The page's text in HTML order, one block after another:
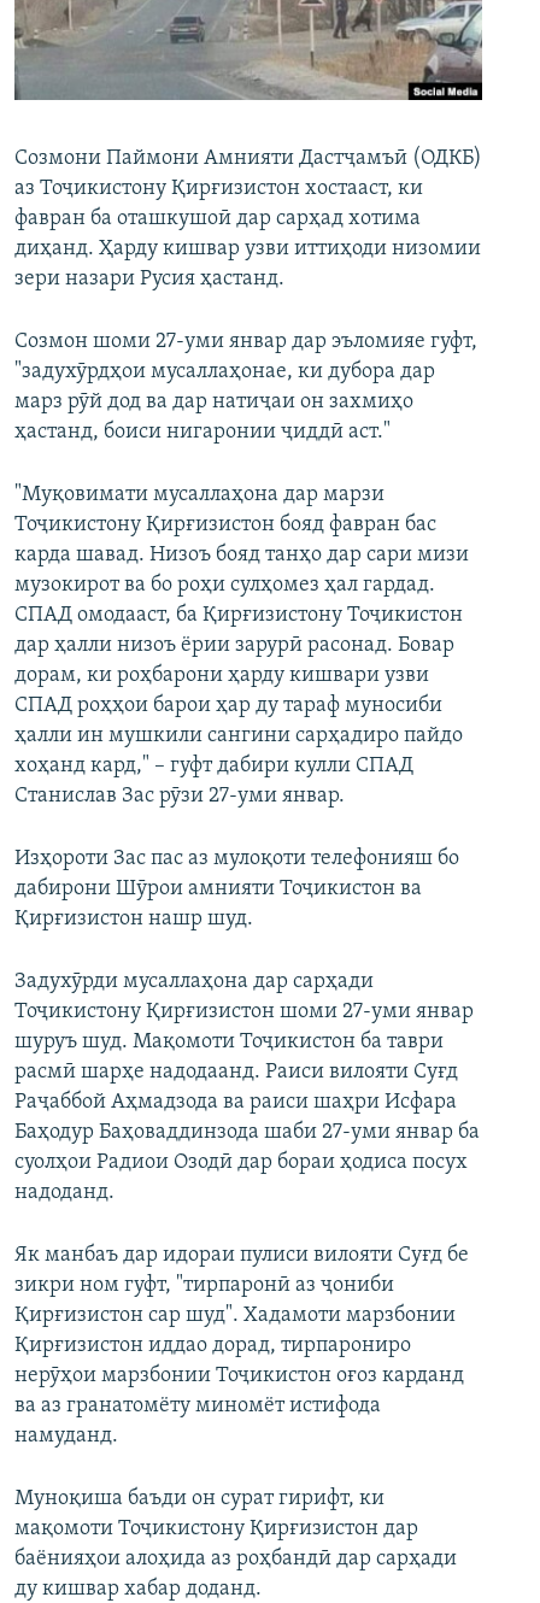
ГУЗОРИШҲОИ РАДИОӢ
Русский
Ҳамаи сомонаҳои RFE/RL
Созмони Паймони Амнияти Дастҷамъӣ (ОДКБ)
аз Тоҷикистону Қирғизистон хостааст, ки
фавран ба оташкушоӣ дар сарҳад хотима
диҳанд. Ҳарду кишвар узви иттиҳоди низомии
зери назари Русия ҳастанд.
Созмон шоми 27-уми январ дар эъломияе гуфт,
"задухӯрдҳои мусаллаҳонае, ки дубора дар
марз рӯй дод ва дар натиҷаи он захмиҳо
ҳастанд, боиси нигаронии ҷиддӣ аст."
"Муқовимати мусаллаҳона дар марзи
Тоҷикистону Қирғизистон бояд фавран бас
карда шавад. Низоъ бояд танҳо дар сари мизи
музокирот ва бо роҳи сулҳомез ҳал гардад.
СПАД омодааст, ба Қирғизистону Тоҷикистон
дар ҳалли низоъ ёрии зарурӣ расонад. Бовар
дорам, ки роҳбарони ҳарду кишвари узви
СПАД роҳҳои барои ҳар ду тараф муносиби
ҳалли ин мушкили сангини сарҳадиро пайдо
хоҳанд кард," – гуфт дабири кулли СПАД
Станислав Зас рӯзи 27-уми январ.
Изҳороти Зас пас аз мулоқоти телефонияш бо
дабирони Шӯрои амнияти Тоҷикистон ва
Қирғизистон нашр шуд.
Задухӯрди мусаллаҳона дар сарҳади
Тоҷикистону Қирғизистон шоми 27-уми январ
шуруъ шуд. Мақомоти Тоҷикистон ба таври
расмӣ шарҳе надодаанд. Раиси вилояти Суғд
Раҷаббой Аҳмадзода ва раиси шаҳри Исфара
Баҳодур Баҳоваддинзода шаби 27-уми январ ба
суолҳои Радиои Озодӣ дар бораи ҳодиса посух
надоданд.
Як манбаъ дар идораи пулиси вилояти Суғд бе
зикри ном гуфт, "тирпаронӣ аз ҷониби
Қирғизистон сар шуд". Хадамоти марзбонии
Қирғизистон иддао дорад, тирпарониро
нерӯҳои марзбонии Тоҷикистон оғоз карданд
ва аз гранатомёту миномёт истифода
намуданд.
Муноқиша баъди он сурат гирифт, ки
мақомоти Тоҷикистону Қирғизистон дар
баёнияҳои алоҳида аз роҳбандӣ дар сарҳади
ду кишвар хабар доданд.